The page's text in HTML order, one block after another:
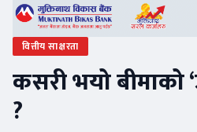
वित्तीय साक्षरता
कसरी भयो बीमाको
?